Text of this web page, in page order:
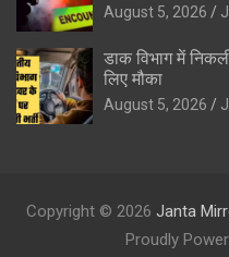
August 5, 2026
डाक विभाग में
लिए मौका
August 5, 2026
Copyright © 2026 Janta
Proudly